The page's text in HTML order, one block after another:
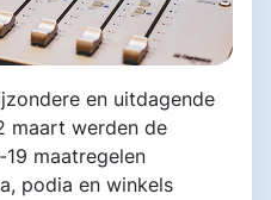
en uitdagende
maart werden de
maatregelen
podia en winkels